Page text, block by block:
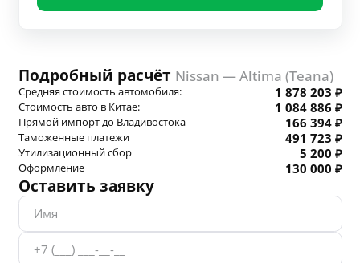
Подробный расчёт Nissan — Altima (Teana)
Средняя стоимость автомобиля: 1 878 203 ₽
Стоимость авто в Китае: 1 084 886 ₽
Прямой импорт до Владивостока 166 394 ₽
Таможенные платежи 491 723 ₽
Утилизационный сбор 5 200 ₽
Оформление 130 000 ₽
Оставить заявку